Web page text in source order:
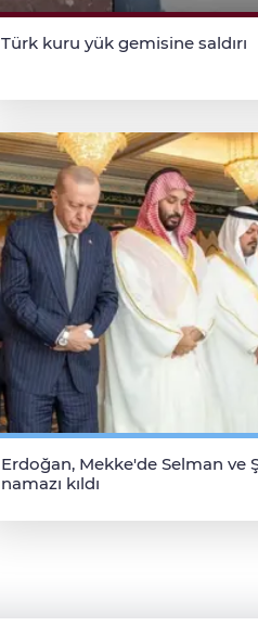
Türk kuru yük gemisine saldırı
Erdoğan, Mekke'de Selman ve
namazı kıldı